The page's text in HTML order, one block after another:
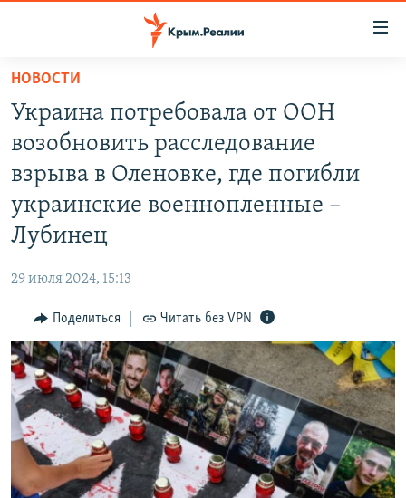
Вернуться
основному
содержанию
главной
навигации
Вернутся
СПЕЦПРОЕКТЫ
11 ЛЕТ ОККУПАЦИИ КРЫМА. 11 ИСТОРИЙ СОПРОТИВЛЕНИЯ
ЕЩЕ
ТЕЛЕПРОЕКТ КРЫМ.РЕАЛИИ
СОВЕТЫ ПРАВОЗАЩИТНИКОВ
ПРОПАВШИЕ БЕЗ ВЕСТИ
ПОБЕДИТЕЛЕЙ НЕ СУДЯТ?
КРЫМ.НЕПОКОРЕННЫЙ
ELIFBE
Українською
Qırımtatar
ПРИСОЕДИНЯЙТЕСЬ!
НОВОСТИ
Украина потребовала от ООН
возобновить расследование
взрыва в Оленовке, где погибли
украинские военнопленные –
Лубинец
29 июля 2024, 15:13
Поделиться Читать без VPN